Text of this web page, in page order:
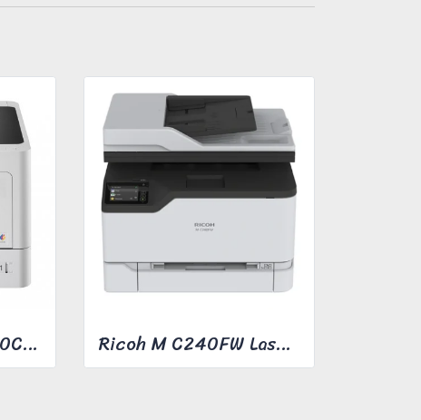
BROTHER HL-L8360CDW COLOR LASER PRINTER Ricoh M C240FW Laser Multifunction Printer